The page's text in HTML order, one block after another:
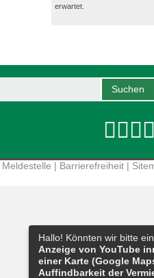
erwartet.
Meldestelle | Barrierefreiheit |
Hallo! Könnten wir bitte
Anzeige von YouTube
einer Karte (Google
Auffindbarkeit der